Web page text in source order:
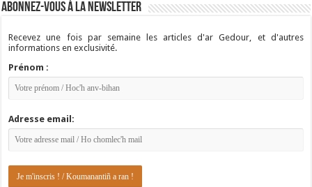
Abonnez-vous à la newsletter
Recevez une fois par semaine les articles d'ar Gedour, et d'autres
informations en exclusivité.
Prénom :
Adresse email: